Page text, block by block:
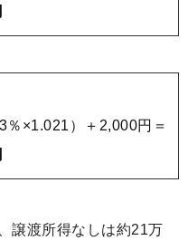
％×1.021）＋2,000円＝
譲渡所得なしは約21万